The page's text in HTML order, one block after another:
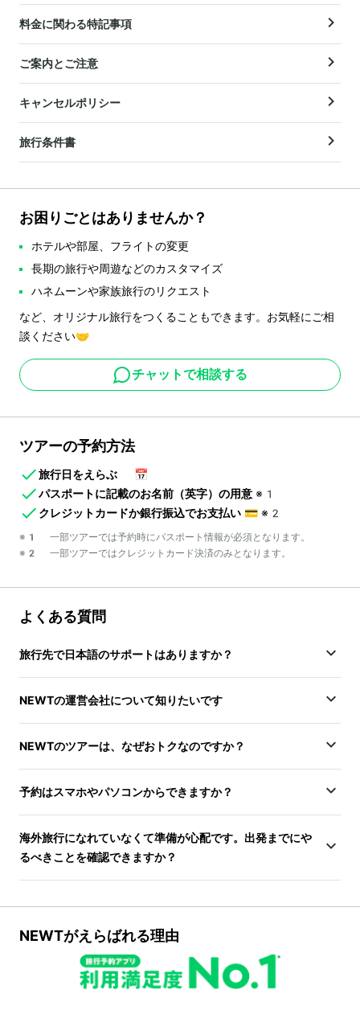
料金に関わる特記事項
ご案内とご注意
キャンセルポリシー
旅行条件書
お困りごとはありませんか？
ホテルや部屋、フライトの変更
長期の旅行や周遊などのカスタマイズ
ハネムーンや家族旅行のリクエスト
など、オリジナル旅行をつくることもできます。お気軽にご相
談ください🤝
チャットで相談する
ツアーの予約方法
旅行日をえらぶ
📅
パスポートに記載のお名前（英字）の用意 ※1
クレジットカードか銀行振込でお支払い 💳 ※2
※1 一部ツアーでは予約時にパスポート情報が必須となります。
※2 一部ツアーではクレジットカード決済のみとなります。
よくある質問
旅行先で日本語のサポートはありますか？
NEWTの運営会社について知りたいです
NEWTのツアーは、なぜおトクなのですか？
予約はスマホやパソコンからできますか？
海外旅行になれていなくて準備が心配です。出発までにや
るべきことを確認できますか？
NEWTがえらばれる理由